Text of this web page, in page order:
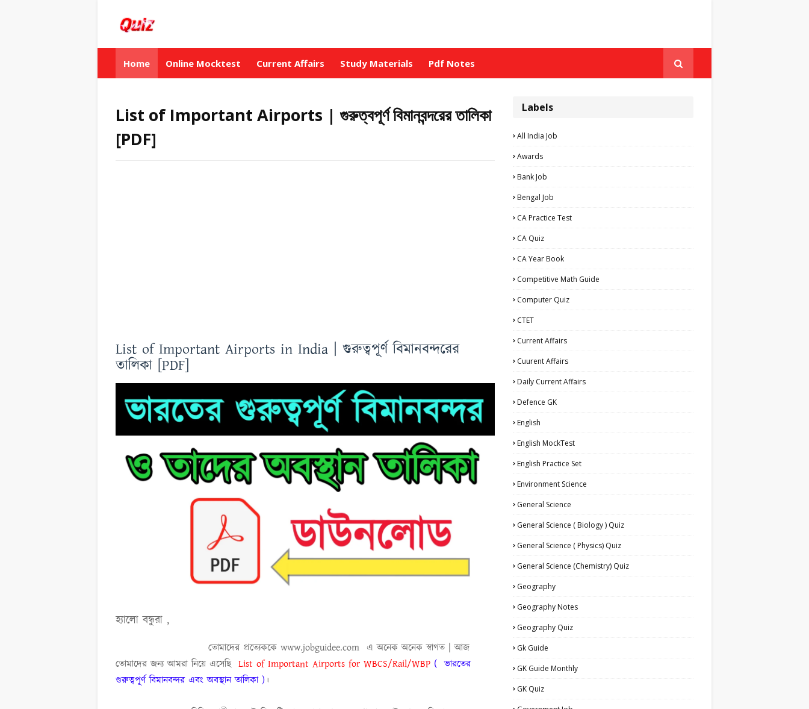
Home Online Mocktest Current Affairs Study Materials Pdf Notes
List of Important Airports | গুরুত্বপূর্ণ বিমানবন্দরের তালিকা
[PDF]
List of Important Airports in India | গুরুত্বপূর্ণ বিমানবন্দরের
তালিকা [PDF]
হ্যালো বন্ধুরা ,
তোমাদের প্রত্যেককে www.jobguidee.com এ অনেক অনেক স্বাগত | আজ
তোমাদের জন্য আমরা নিয়ে এসেছি List of Important Airports for WBCS/Rail/WBP ( ভারতের
গুরুত্বপূর্ণ বিমানবন্দর এবং অবস্থান তালিকা )।
Labels
All India Job
Awards
Bank Job
Bengal Job
CA Practice Test
CA Quiz
CA Year Book
Competitive Math Guide
Computer Quiz
CTET
Current Affairs
Cuurent Affairs
Daily Current Affairs
Defence GK
English
English MockTest
English Practice Set
Environment Science
General Science
General Science ( Biology ) Quiz
General Science ( Physics) Quiz
General Science (Chemistry) Quiz
Geography
Geography Notes
Geography Quiz
Gk Guide
GK Guide Monthly
GK Quiz